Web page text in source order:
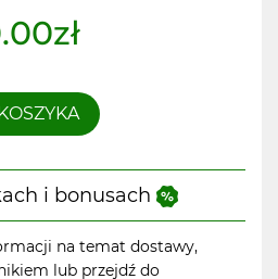
i bonusach
na temat dostawy,
lub przejdź do